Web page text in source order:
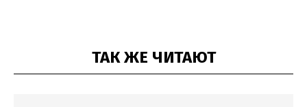
ТАК ЖЕ ЧИТАЮТ